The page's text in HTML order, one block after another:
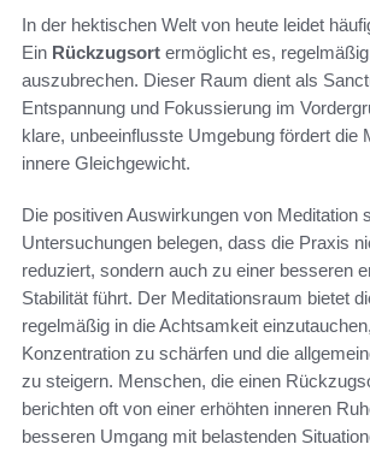
In der hektischen Welt von heute leidet
Ein Rückzugsort ermöglicht es,
auszubrechen. Dieser Raum dient als
Entspannung und Fokussierung im
klare, unbeeinflusste Umgebung fördert die
innere Gleichgewicht.
Die positiven Auswirkungen von Meditation
Untersuchungen belegen, dass die Praxis
reduziert, sondern auch zu einer besseren
Stabilität führt. Der Meditationsraum bietet
regelmäßig in die Achtsamkeit
Konzentration zu schärfen und die
zu steigern. Menschen, die einen
berichten oft von einer erhöhten inneren
besseren Umgang mit belastenden